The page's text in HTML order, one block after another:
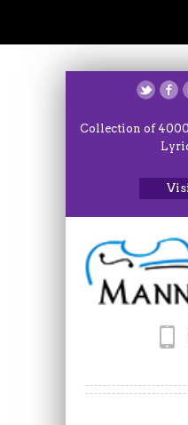
Collection of